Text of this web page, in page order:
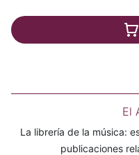
El
La librería de la música:
publicaciones